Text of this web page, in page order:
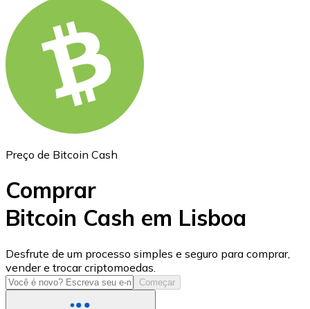
Ethereum
USD Coin
USDC
Preço de Bitcoin Cash
Comprar
Bitcoin Cash em Lisboa
Desfrute de um processo simples e seguro para comprar,
vender e trocar criptomoedas.
Começar